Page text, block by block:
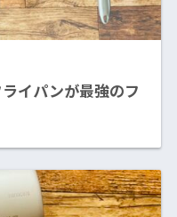
イパンが最強のフ